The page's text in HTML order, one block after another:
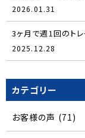
2026.01.31
3ヶ月で週1回のト
2025.12.28
カテゴリー
お客様の声 (71)